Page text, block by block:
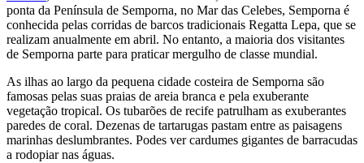
ponta da Península de Semporna, no Mar das Celebes, Semporna é
conhecida pelas corridas de barcos tradicionais Regatta Lepa, que se
realizam anualmente em abril. No entanto, a maioria dos visitantes
de Semporna parte para praticar mergulho de classe mundial.
As ilhas ao largo da pequena cidade costeira de Semporna são
famosas pelas suas praias de areia branca e pela exuberante
vegetação tropical. Os tubarões de recife patrulham as exuberantes
paredes de coral. Dezenas de tartarugas pastam entre as paisagens
marinhas deslumbrantes. Podes ver cardumes gigantes de barracudas
a rodopiar nas águas.